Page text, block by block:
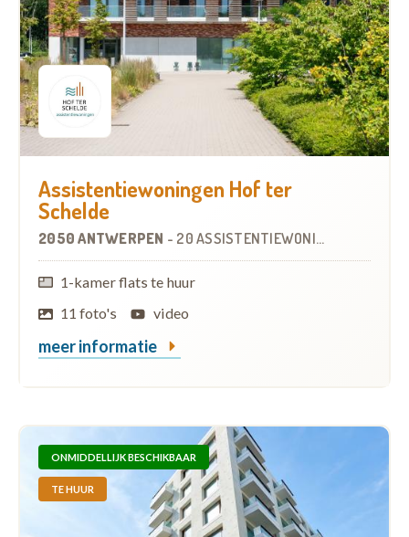
Assistentiewoningen Hof ter
Schelde
2050 ANTWERPEN - 20 ASSISTENTIEWONINGEN
1-kamer flats te huur
11 foto's
video
meer informatie
ONMIDDELLIJK BESCHIKBAAR
TE HUUR